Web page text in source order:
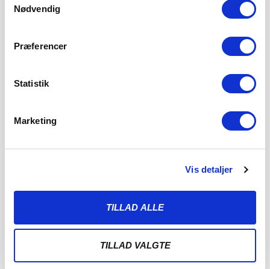
Nødvendig
Præferencer
Statistik
Marketing
Vis detaljer
TILLAD ALLE
TILLAD VALGTE
THISTED FC VENTER I 2. RUNDE AF
BETANO POKALEN
Vi træder ind i 2. runde af Betano Pokalen, hvor Thisted FC